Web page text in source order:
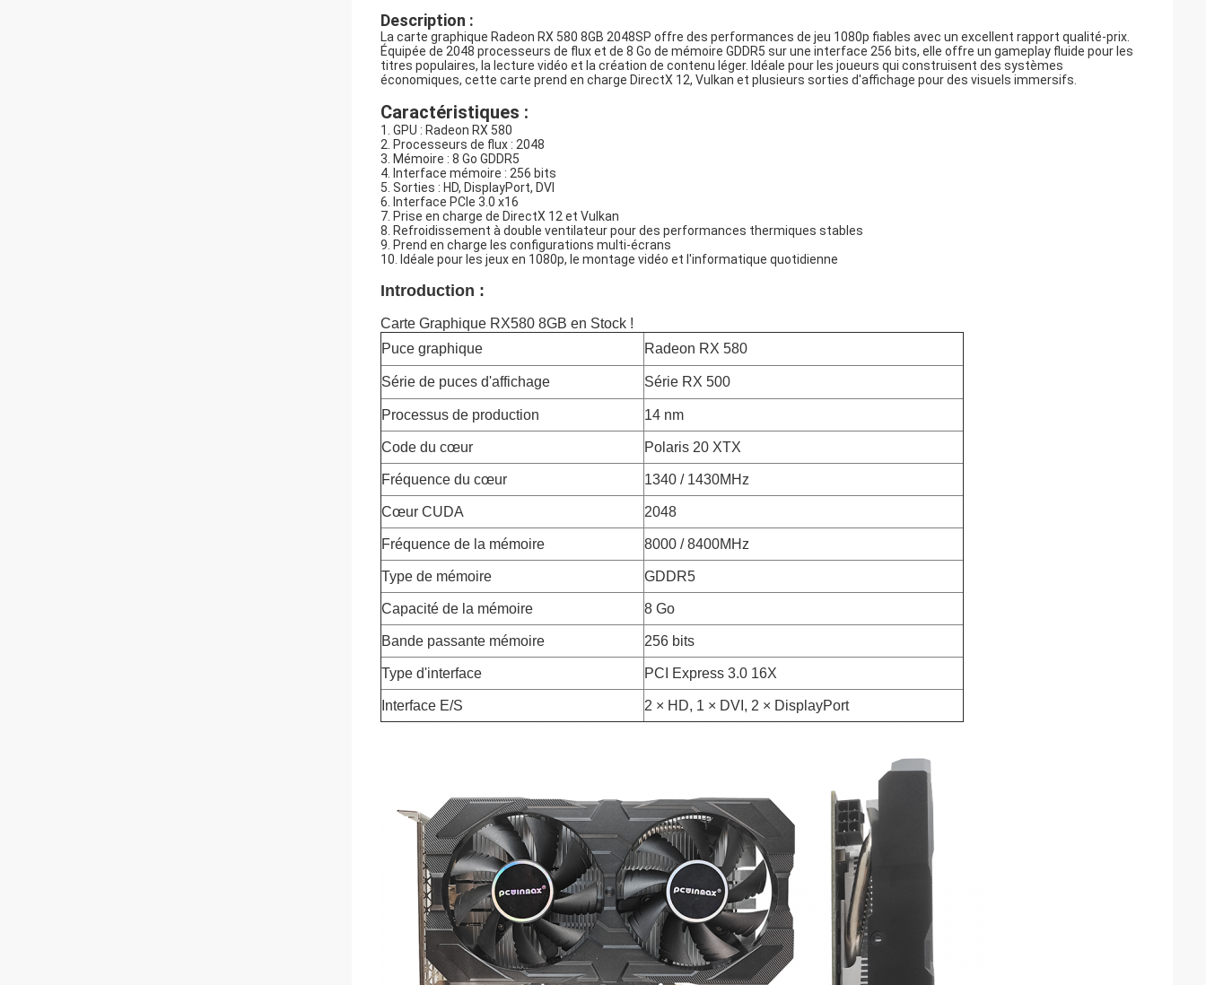
Description :
La carte graphique Radeon RX 580 8GB 2048SP offre des performances de jeu 1080p fiables avec un excellent rapport qualité-prix.
Équipée de 2048 processeurs de flux et de 8 Go de mémoire GDDR5 sur une interface 256 bits, elle offre un gameplay fluide pour les
titres populaires, la lecture vidéo et la création de contenu léger. Idéale pour les joueurs qui construisent des systèmes
économiques, cette carte prend en charge DirectX 12, Vulkan et plusieurs sorties d'affichage pour des visuels immersifs.
Caractéristiques :
1. GPU : Radeon RX 580
2. Processeurs de flux : 2048
3. Mémoire : 8 Go GDDR5
4. Interface mémoire : 256 bits
5. Sorties : HD, DisplayPort, DVI
6. Interface PCIe 3.0 x16
7. Prise en charge de DirectX 12 et Vulkan
8. Refroidissement à double ventilateur pour des performances thermiques stables
9. Prend en charge les configurations multi-écrans
10. Idéale pour les jeux en 1080p, le montage vidéo et l'informatique quotidienne
Introduction :
Carte Graphique RX580 8GB en Stock !
Puce graphique
Radeon RX 580
Série de puces d'affichage Série RX 500
Processus de production 14 nm
Code du cœur Polaris 20 XTX
Fréquence du cœur 1340 / 1430MHz
Cœur CUDA 2048
Fréquence de la mémoire 8000 / 8400MHz
Type de mémoire GDDR5
Capacité de la mémoire 8 Go
Bande passante mémoire 256 bits
Type d'interface PCI Express 3.0 16X
Interface E/S 2 × HD, 1 × DVI, 2 × DisplayPort